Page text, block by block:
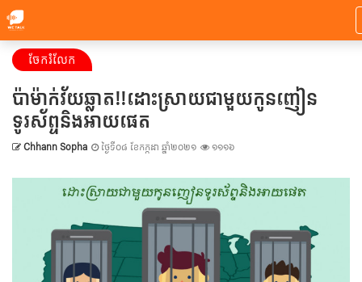
ចែករំលែក
ប៉ាម៉ាក់វ័យឆ្លាត!!ដោះស្រាយជាមួយកូនញៀន
ទូរស័ព្ទនិងអាយផេត
Chhann Sopha ថ្ងៃទី០៨ ខែកក្កដា ឆ្នាំ២០២១ ១១១៦